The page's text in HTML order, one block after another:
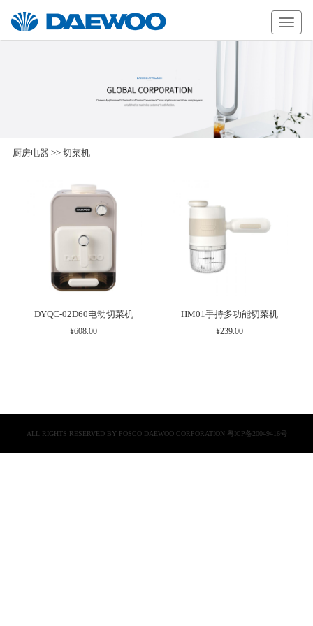
厨房电器 >> 切菜机
DYQC-02D60电动切菜机
¥608.00
HM01手持多功能切菜机
¥239.00
ALL RIGHTS RESERVED BY POSCO DAEWOO CORPORATION 粤ICP备20049416号